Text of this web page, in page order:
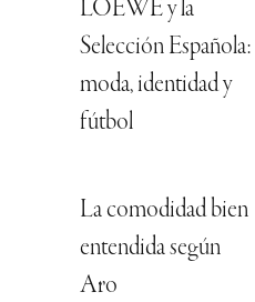
LOEWE y la
Selección Española:
moda, identidad y
fútbol
La comodidad bien
entendida según
Aro